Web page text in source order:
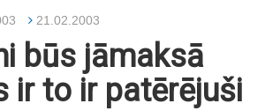
21.02.2003
būs jāmaksā
ir to ir patērējuši